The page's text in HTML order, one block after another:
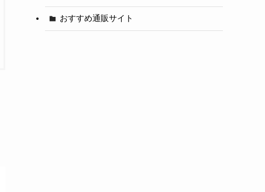
おすすめ通販サイト